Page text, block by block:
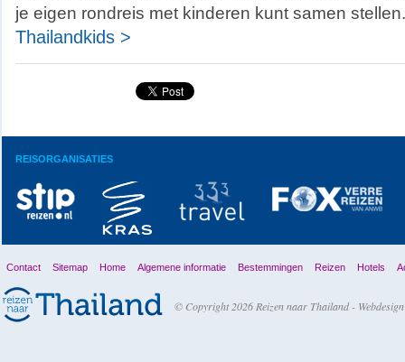
je eigen rondreis met kinderen kunt samen
Thailandkids >
REISORGANISATIES
Contact Sitemap Home Algemene informatie Bestemmingen Reizen Hotels
© Copyright 2026 Reizen naar Thailand - Webdesign